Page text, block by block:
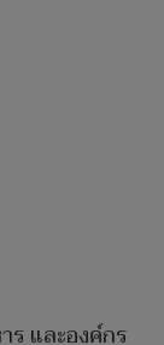
และองค์กร